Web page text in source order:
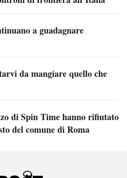
a guadagnare
da mangiare quello che
di Spin Time hanno rifiutato
del comune di Roma